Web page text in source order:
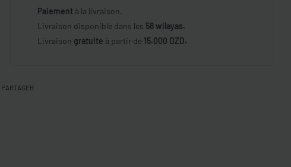
Paiement à la livraison.
Livraison disponible dans les 58 wilayas.
Livraison gratuite à partir de 15.000 DZD.
PARTAGER